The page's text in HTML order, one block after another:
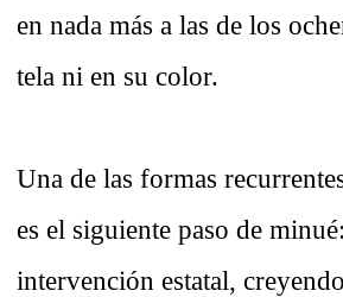
en nada más a las de los
tela ni en su color.
Una de las formas
es el siguiente paso de
intervención estatal,